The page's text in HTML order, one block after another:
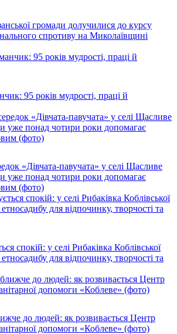
громади долучилися до курсу
спротиву на Миколаївщині
95 років мудрості, праці й
«Дівчата-павучата» у селі Щасливе
уже понад чотири роки допомагає
(фото)
спокій: у селі Рибаківка Коблівської
для відпочинку, творчості та
до людей: як розвивається Центр
допомоги «Коблеве» (фото)